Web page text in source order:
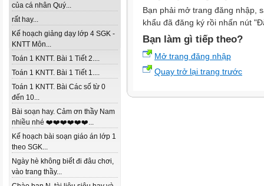
của cá nhân Quý...
rất hay...
Kế hoạch giảng dạy lớp 4 SGK -
KNTT Môn...
Toán 1 KNTT. Bài 1 Tiết 2....
Toán 1 KNTT. Bài 1 Tiết 1....
Toán 1 KNTT. Bài Các số từ 0
đến 10...
Bài soạn hay. Cảm ơn thầy Nam
nhiều nhé ❤️❤️❤️❤️❤️❤️...
Kế hoạch bài soạn giáo án lớp 1
theo SGK...
Ngày hè không biết đi đâu chơi,
vào trang thầy...
Bạn phải mở trang đăng nhập,
khẩu đã đăng ký rồi nhấn nút
Bạn làm gì tiếp theo?
Mở trang đăng nhập
Quay trở lại trang trước